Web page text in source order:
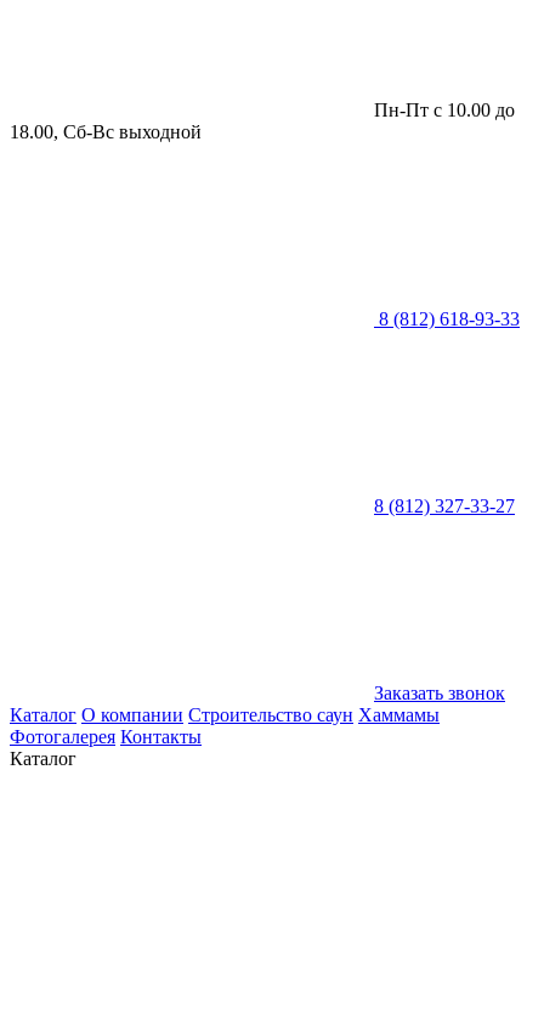
Пн-Пт с 10.00 до
18.00, Сб-Вс выходной
8 (812) 618-93-33
8 (812) 327-33-27
Заказать звонок
Каталог О компании Строительство саун Хаммамы
Фотогалерея Контакты
Каталог